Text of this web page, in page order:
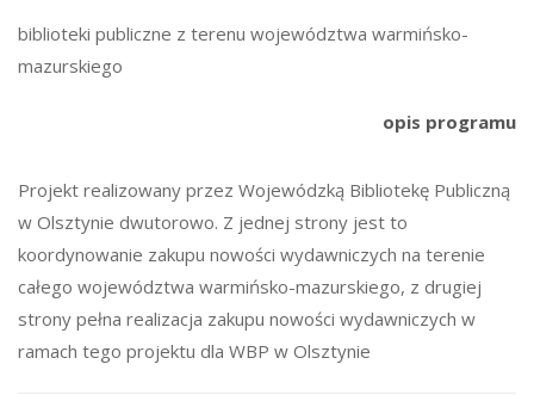
biblioteki publiczne z terenu województwa warmińsko-
mazurskiego
opis programu
Projekt realizowany przez Wojewódzką Bibliotekę Publiczną
w Olsztynie dwutorowo. Z jednej strony jest to
koordynowanie zakupu nowości wydawniczych na terenie
całego województwa warmińsko-mazurskiego, z drugiej
strony pełna realizacja zakupu nowości wydawniczych w
ramach tego projektu dla WBP w Olsztynie